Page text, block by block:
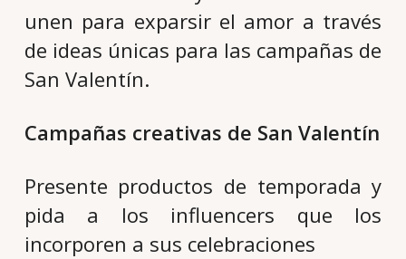
unen para exparsir el amor a través
de ideas únicas para las campañas de
San Valentín.
Campañas creativas de San Valentín
Presente productos de temporada y
pida a los influencers que los
incorporen a sus celebraciones